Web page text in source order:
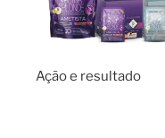
Ação e resultado